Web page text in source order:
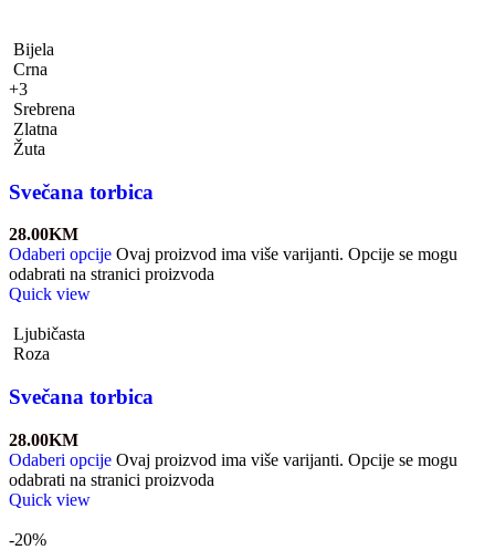
Bijela
Crna
+3
Srebrena
Zlatna
Žuta
Svečana torbica
28.00KM
Odaberi opcije Ovaj proizvod ima više varijanti. Opcije se mogu
odabrati na stranici proizvoda
Quick view
Ljubičasta
Roza
Svečana torbica
28.00KM
Odaberi opcije Ovaj proizvod ima više varijanti. Opcije se mogu
odabrati na stranici proizvoda
Quick view
-20%